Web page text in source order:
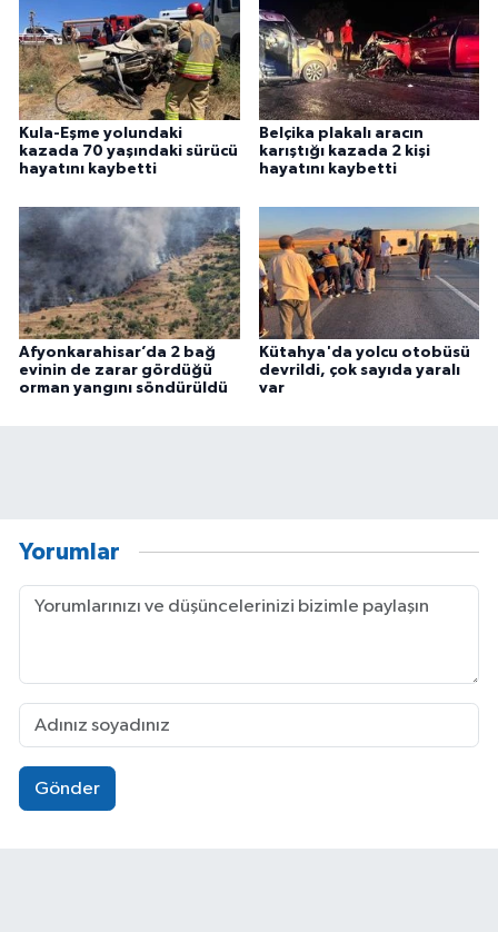
Kula-Eşme yolundaki
kazada 70 yaşındaki sürücü
hayatını kaybetti
Belçika plakalı aracın
karıştığı kazada 2 kişi
hayatını kaybetti
Afyonkarahisar’da 2 bağ
evinin de zarar gördüğü
orman yangını söndürüldü
Kütahya'da yolcu otobüsü
devrildi, çok sayıda yaralı
var
Yorumlar
Gönder